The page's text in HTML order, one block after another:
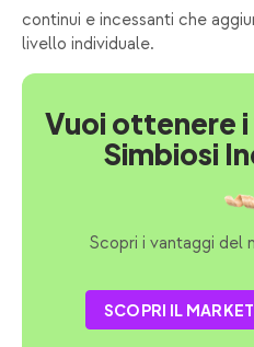
continui e incessanti che
livello individuale.
Vuoi ottenere
Simbiosi
Scopri i vantaggi del
SCOPRI IL